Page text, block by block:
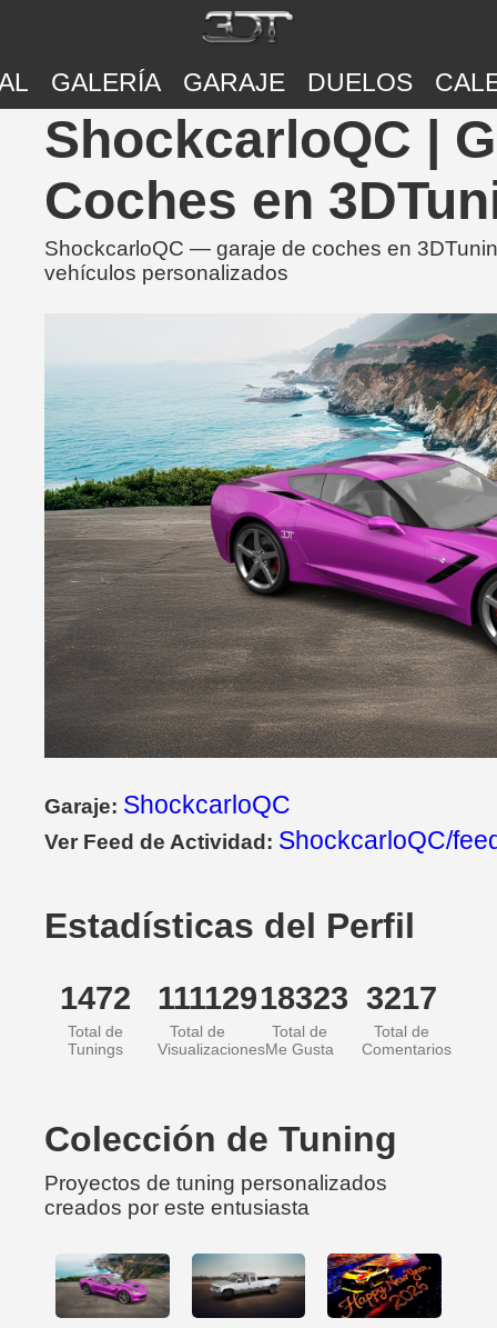
GALERÍA GARAJE DUELOS
ShockcarloQC |
Coches en
ShockcarloQC — garaje de coches en
vehículos personalizados
Garaje: ShockcarloQC
Ver Feed de Actividad: ShockcarloQC/
Estadísticas del Perfil
1472
Total de
Tunings
111129
Total de
Visualizaciones
18323
Total de
Me Gusta
3217
Total de
Comentarios
Colección de Tuning
Proyectos de tuning personalizados
creados por este entusiasta